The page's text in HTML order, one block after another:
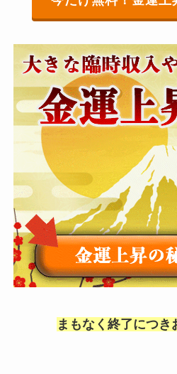
まもなく終了につき